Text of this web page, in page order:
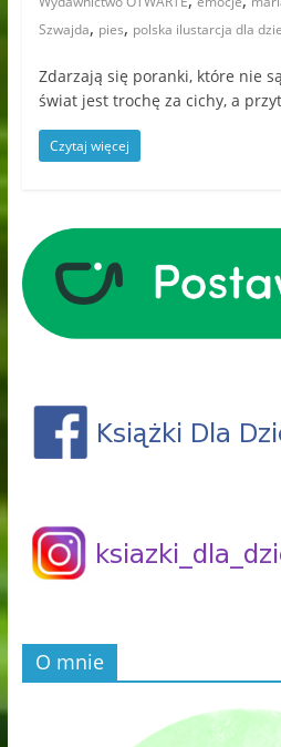
Szwajda, pies, polska ilustarcja dla
Zdarzają się poranki, które nie
świat jest trochę za cichy, a
Czytaj więcej
O mnie